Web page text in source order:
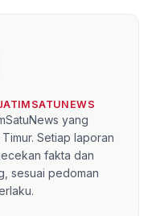
yang
Setiap laporan
fakta dan
sesuai pedoman